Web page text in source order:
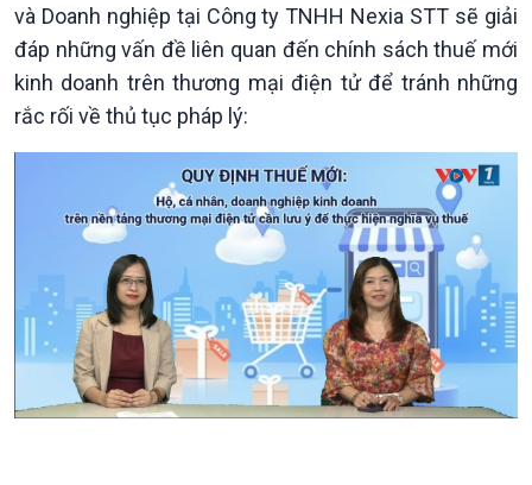
Dòng chảy Kinh tế
Sức sống hàng Việt
Khởi nghiệp
Tuyên chiến với gian lận
thương mại
Mùa vàng
Biển đảo Việt Nam
Tâm tình biên giới và hải
đảo
Nam
Xã hội
Tin Đời sống & Xã hội
360 độ Sức khỏe
Khoa học & Công nghệ
Tin Khoa học & Công nghệ
Kết nối công nghệ
và Doanh nghiệp tại Công ty TNHH Nexia STT sẽ giải
đáp những vấn đề liên quan đến chính sách thuế mới
kinh doanh trên thương mại điện tử để tránh những
rắc rối về thủ tục pháp lý: